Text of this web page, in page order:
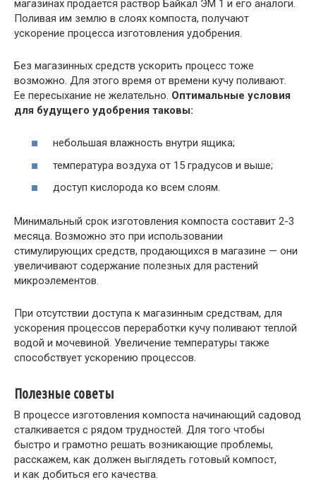
магазинах продается раствор Байкал ЭМ 1 и его аналоги.
Поливая им землю в слоях компоста, получают
ускорение процесса изготовления удобрения.
Без магазинных средств ускорить процесс тоже
возможно. Для этого время от времени кучу поливают.
Ее пересыхание не желательно. Оптимальные условия
для будущего удобрения таковы:
небольшая влажность внутри ящика;
температура воздуха от 15 градусов и выше;
доступ кислорода ко всем слоям.
Минимальный срок изготовления компоста составит 2-3
месяца. Возможно это при использовании
стимулирующих средств, продающихся в магазине — они
увеличивают содержание полезных для растений
микроэлементов.
При отсутствии доступа к магазинным средствам, для
ускорения процессов переработки кучу поливают теплой
водой и мочевиной. Увеличение температуры также
способствует ускорению процессов.
Полезные советы
В процессе изготовления компоста начинающий садовод
сталкивается с рядом трудностей. Для того чтобы
быстро и грамотно решать возникающие проблемы,
расскажем, как должен выглядеть готовый компост,
и как добиться его качества.